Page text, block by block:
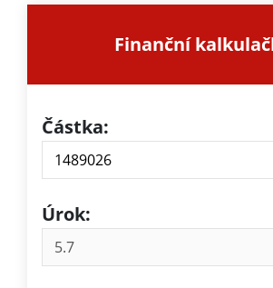
Finanční
Částka:
Úrok: